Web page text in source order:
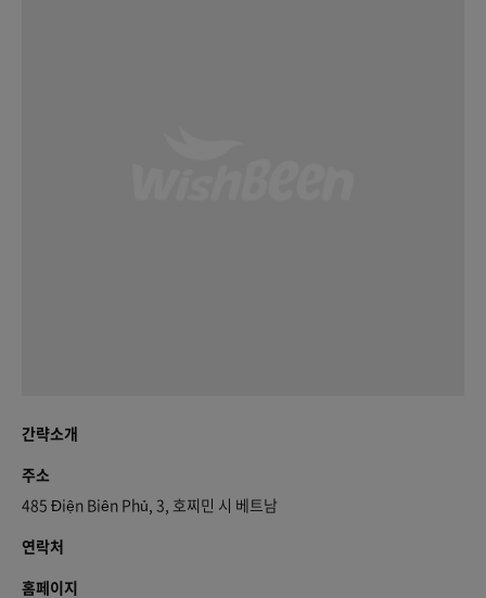
간략소개
주소
485 Điện Biên Phủ, 3, 호찌민 시 베트남
연락처
홈페이지